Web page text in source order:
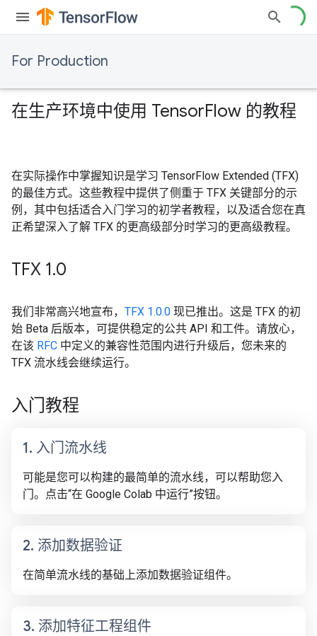
For Production
在生产环境中使用 TensorFlow 的教程
在实际操作中掌握知识是学习 TensorFlow Extended (TFX)
的最佳方式。这些教程中提供了侧重于 TFX 关键部分的示
例，其中包括适合入门学习的初学者教程，以及适合您在真
正希望深入了解 TFX 的更高级部分时学习的更高级教程。
TFX 1.0
我们非常高兴地宣布， TFX 1.0.0 现已推出。这是 TFX 的初
始 Beta 后版本，可提供稳定的公共 API 和工件。请放心，
在该 RFC 中定义的兼容性范围内进行升级后，您未来的
TFX 流水线会继续运行。
入门教程
1. 入门流水线
可能是您可以构建的最简单的流水线，可以帮助您入
门。点击“在 Google Colab 中运行”按钮。
2. 添加数据验证
在简单流水线的基础上添加数据验证组件。
3. 添加特征工程组件